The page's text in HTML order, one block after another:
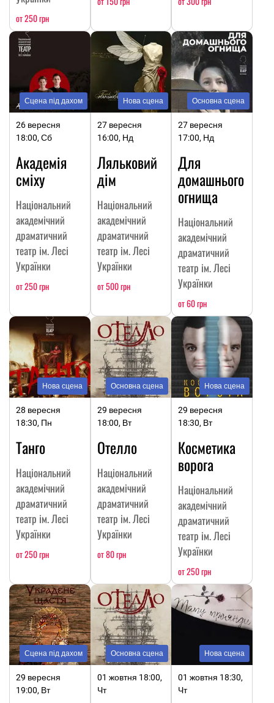
от 250 грн
Сцена під дахом
26 вересня
18:00, Сб
Академія
сміху
Національний
академічний
драматичний
театр ім. Лесі
Українки
от 250 грн
Нова сцена
27 вересня
16:00, Нд
Ляльковий
дім
Національний
академічний
драматичний
театр ім. Лесі
Українки
от 500 грн
Основна сцена
27 вересня
17:00, Нд
Для
домашнього
огнища
Національний
академічний
драматичний
театр ім. Лесі
Українки
от 60 грн
Нова сцена
28 вересня
18:30, Пн
Танго
Національний
академічний
драматичний
театр ім. Лесі
Українки
от 250 грн
Основна сцена
29 вересня
18:00, Вт
Отелло
Національний
академічний
драматичний
театр ім. Лесі
Українки
от 80 грн
Нова сцена
29 вересня
18:30, Вт
Косметика
ворога
Національний
академічний
драматичний
театр ім. Лесі
Українки
от 250 грн
Сцена під дахом
29 вересня
19:00, Вт
Основна сцена
01 жовтня 18:00,
Чт
Нова сцена
01 жовтня 18:30,
Чт